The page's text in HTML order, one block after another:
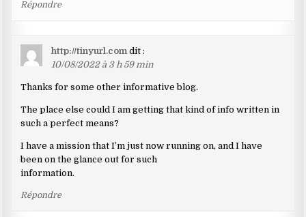
Répondre
http://tinyurl.com dit :
10/08/2022 à 3 h 59 min
Thanks for some other informative blog.
The place else could I am getting that kind of info written in
such a perfect means?
I have a mission that I’m just now running on, and I have
been on the glance out for such
information.
Répondre